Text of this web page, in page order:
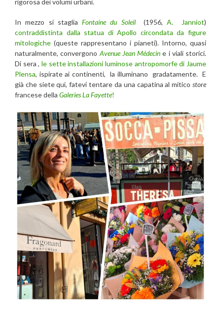
rigorosa dei volumi urbani.
In mezzo si stagliaFontaine du Soleil(1956,A. Janniot)
contraddistinta dalla statua di Apollo circondata da figure
mitologiche (queste rappresentano i pianeti). Intorno, quasi
naturalmente, convergono Avenue Jean Médecin e i viali storici.
Di sera , le sette installazioni luminose antropomorfe di Jaume
Plensa, ispirate ai continenti, la illuminano gradatamente. E
già che siete qui, fatevi tentare da una capatina al mitico store
francese della Galeries La Fayette!